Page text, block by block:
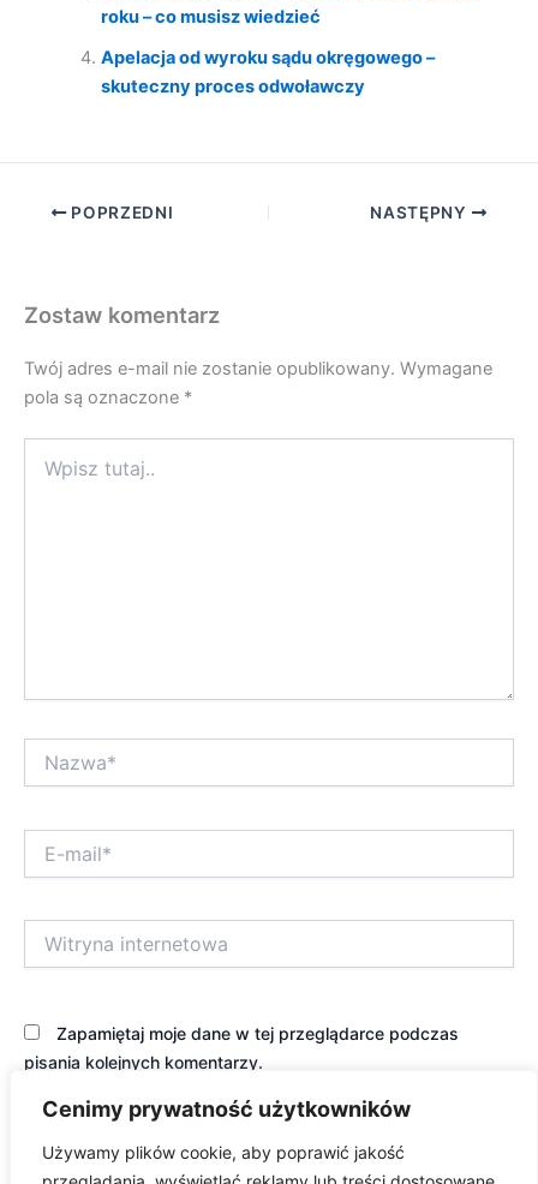
Cenimy prywatność użytkowników
Używamy plików cookie, aby poprawić jakość
roku – co musisz wiedzieć
Apelacja od wyroku sądu okręgowego –
skuteczny proces odwoławczy
POPRZEDNI NASTĘPNY
Zostaw komentarz
Twój adres e-mail nie zostanie opublikowany. Wymagane
pola są oznaczone *
tutaj..
mail*
internetowa
Zapamiętaj moje dane w tej przeglądarce podczas
pisania kolejnych komentarzy.